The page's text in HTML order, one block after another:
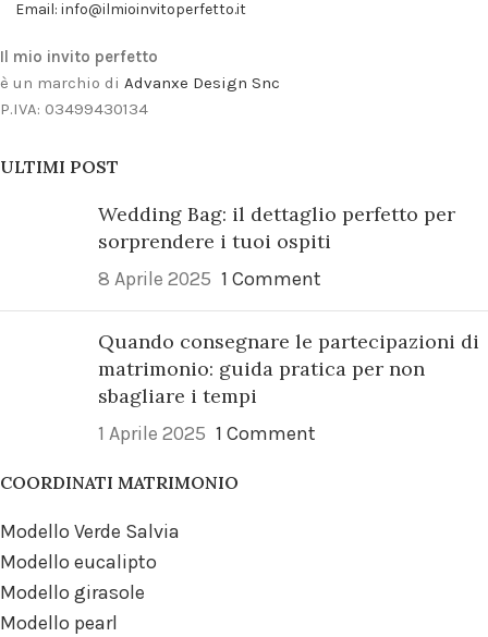
Email: info@ilmioinvitoperfetto.it
Il mio invito perfetto
è un marchio di Advanxe Design Snc
P.IVA: 03499430134
ULTIMI POST
Wedding Bag: il dettaglio perfetto per
sorprendere i tuoi ospiti
8 Aprile 2025 1 Comment
Quando consegnare le partecipazioni di
matrimonio: guida pratica per non
sbagliare i tempi
1 Aprile 2025 1 Comment
COORDINATI MATRIMONIO
Modello Verde Salvia
Modello eucalipto
Modello girasole
Modello pearl